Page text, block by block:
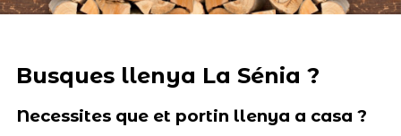
Busques llenya La Sénia ?
Necessites que et portin llenya a casa ?